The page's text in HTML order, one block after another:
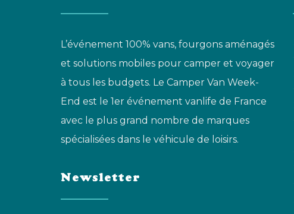
L’événement 100% vans, fourgons aménagés
et solutions mobiles pour camper et voyager
à tous les budgets. Le Camper Van Week-
End est le 1er événement vanlife de France
avec le plus grand nombre de marques
spécialisées dans le véhicule de loisirs.
Newsletter